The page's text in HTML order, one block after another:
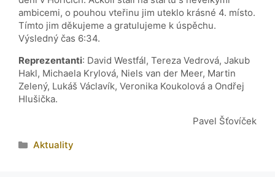
ambicemi, o pouhou vteřinu jim uteklo krásné 4. místo.
Tímto jim děkujeme a gratulujeme k úspěchu.
Výsledný čas 6:34.
Reprezentanti: David Westfál, Tereza Vedrová, Jakub
Hakl, Michaela Krylová, Niels van der Meer, Martin
Zelený, Lukáš Václavík, Veronika Koukolová a Ondřej
Hlušička.
Pavel Šťovíček
Aktuality